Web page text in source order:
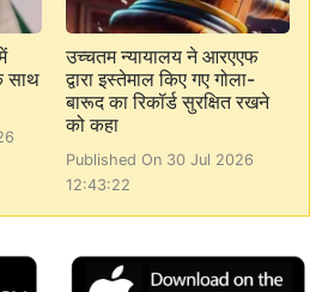
साथ
उच्चतम न्यायालय ने आरएएफ
द्वारा इस्तेमाल किए गए गोला-
बारूद का रिकॉर्ड सुरक्षित रखने
को कहा
Published On 30 Jul 2026
12:43:22